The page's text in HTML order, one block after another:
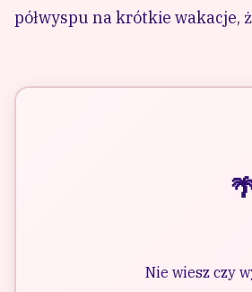
półwyspu na krótkie wakacje,
Nie wiesz czy